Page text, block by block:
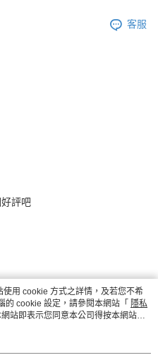
客服
評吧
用 cookie 方式之詳情，及若您不希
的 cookie 設定，請參閱本網站「 隱私
站即表示您同意本公司得按本網站使